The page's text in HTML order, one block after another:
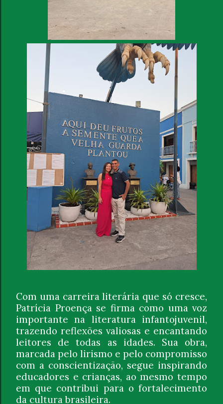
Com uma carreira literária que só cresce,
Patrícia Proença se firma como uma voz
importante na literatura infantojuvenil,
trazendo reflexões valiosas e encantando
leitores de todas as idades. Sua obra,
marcada pelo lirismo e pelo compromisso
com a conscientização, segue inspirando
educadores e crianças, ao mesmo tempo
em que contribui para o fortalecimento
da cultura brasileira.